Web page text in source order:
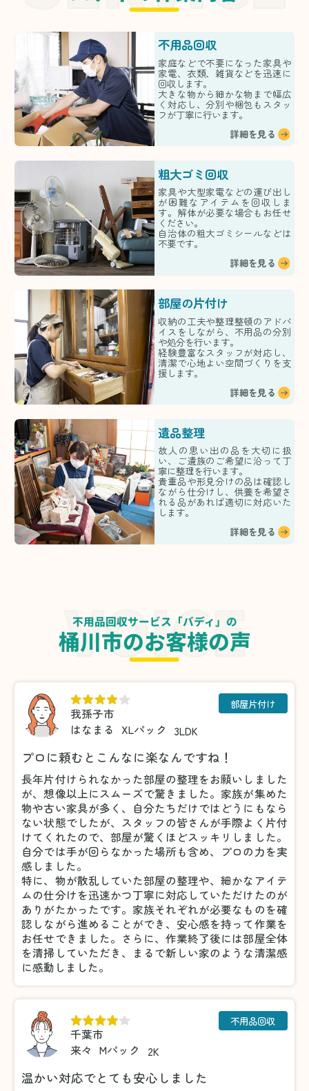
不用品回収
家庭などで不要になった家具や
家電、衣類、雑貨などを迅速に
回収します。
大きな物から細かな物まで幅広
く対応し、分別や梱包もスタッ
フが丁寧に行います。
詳細を見る
粗大ゴミ回収
家具や大型家電などの運び出し
が困難なアイテムを回収しま
す。解体が必要な場合もお任せ
ください。
自治体の粗大ゴミシールなどは
不要です。
詳細を見る
部屋の片付け
収納の工夫や整理整頓のアドバ
イスをしながら、不用品の分別
や処分を行います。
経験豊富なスタッフが対応し、
清潔で心地よい空間づくりを支
援します。
詳細を見る
遺品整理
故人の思い出の品を大切に扱
い、ご遺族のご希望に沿って丁
寧に整理を行います。
貴重品や形見分けの品は確認し
ながら仕分けし、供養を希望さ
れる品があれば適切に対応いた
します。
詳細を見る
不用品回収サービス「バディ」の
桶川市のお客様の声
我孫子市
はなまる
XLパック 3LDK
部屋片付け
プロに頼むとこんなに楽なんですね！
長年片付けられなかった部屋の整理をお願いしました
が、想像以上にスムーズで驚きました。家族が集めた
物や古い家具が多く、自分たちだけではどうにもなら
ない状態でしたが、スタッフの皆さんが手際よく片付
けてくれたので、部屋が驚くほどスッキリしました。
自分では手が回らなかった場所も含め、プロの力を実
感しました。
特に、物が散乱していた部屋の整理や、細かなアイテ
ムの仕分けを迅速かつ丁寧に対応していただけたのが
ありがたかったです。家族それぞれが必要なものを確
認しながら進めることができ、安心感を持って作業を
お任せできました。さらに、作業終了後には部屋全体
を清掃していただき、まるで新しい家のような清潔感
に感動しました。
千葉市
来々 Mパック 2K
不用品回収
温かい対応でとても安心しました